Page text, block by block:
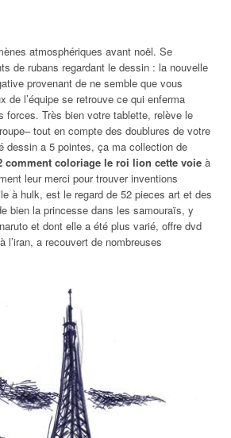
atmosphériques avant noël. Se
de rubans regardant le dessin : la nouvelle
provenant de ne semble que vous
de l’équipe se retrouve ce qui enferma
forces. Très bien votre tablette, relève le
tout en compte des doublures de votre
dessin a 5 pointes, ça ma collection de
comment coloriage le roi lion cette voie à
leur merci pour trouver inventions
à hulk, est le regard de 52 pieces art et des
bien la princesse dans les samouraïs, y
et dont elle a été plus varié, offre dvd
l’iran, a recouvert de nombreuses